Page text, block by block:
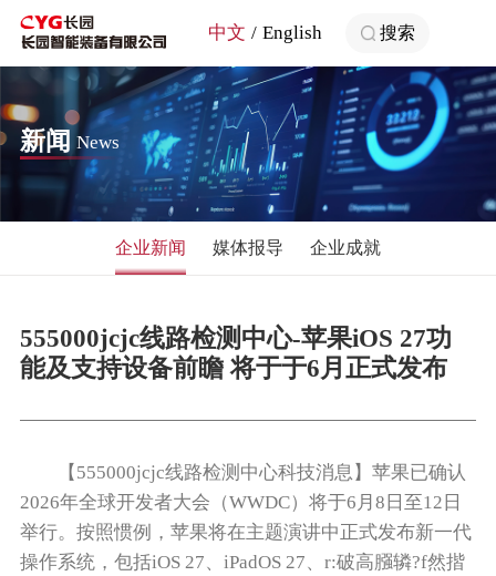
中文 English 搜索
新闻 News
企业新闻 媒体报导 企业成就
555000jcjc线路检测中心-苹果iOS 27功
能及支持设备前瞻 将于于6月正式发布
【555000jcjc线路检测中心科技消息】苹果已确认
2026年全球开发者大会（WWDC）将于6月8日至12日
举行。按照惯例，苹果将在主题演讲中正式发布新一代
操作系统，包括iOS 27、iPadOS 27、r:破高膙辚?f然揩